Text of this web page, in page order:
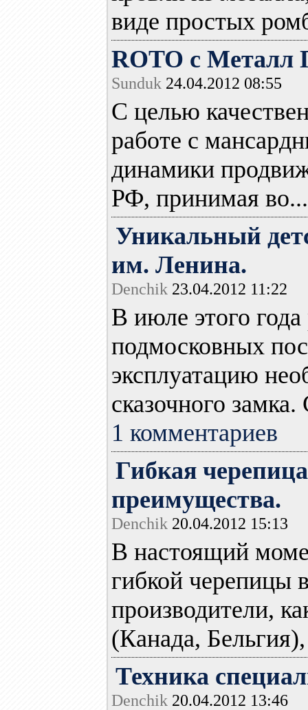
виде простых
ROTO c Металл
Sunduk 24.04.2012 08:55
С целью
работе с
динамики
РФ, принимая во...
Уникальный
им. Ленина.
Denchik 23.04.2012 11:22
В июле этого года
подмосковных
эксплуатацию
сказочного
1 комментариев
Гибкая
преимущества.
Denchik 20.04.2012 15:13
В настоящий
гибкой черепицы
производители,
(Канада,
Техника
Denchik 20.04.2012 13:46